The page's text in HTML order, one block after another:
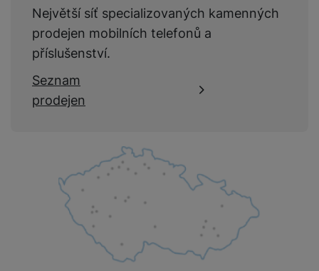
Největší síť specializovaných kamenných
prodejen mobilních telefonů a
příslušenství.
Seznam
prodejen